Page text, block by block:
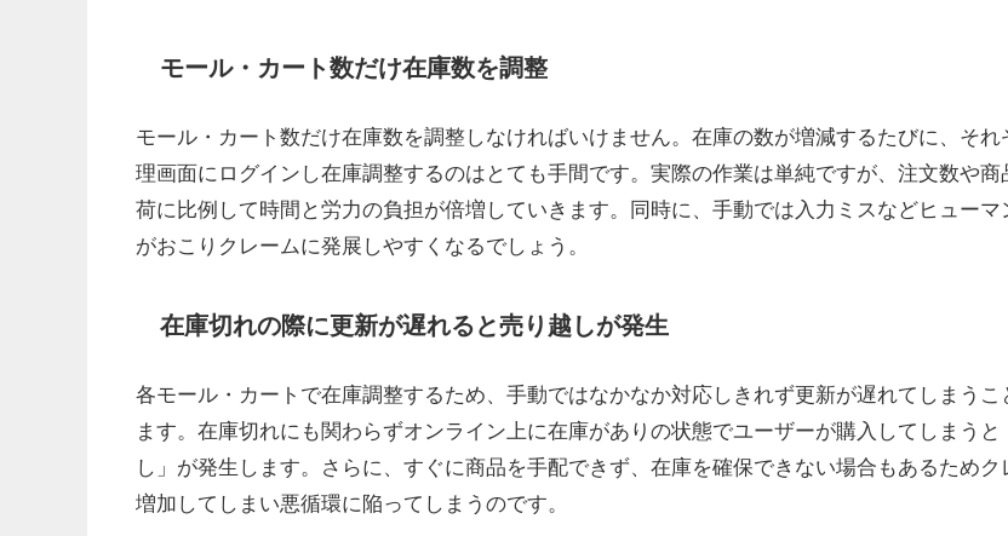
モール・カート数だけ在庫数を調整
モール・カート数だけ在庫数を調整しなければいけません。在庫の数が増減するたびに、それ
理画面にログインし在庫調整するのはとても手間です。実際の作業は単純ですが、注文数や商
荷に比例して時間と労力の負担が倍増していきます。同時に、手動では入力ミスなどヒューマ
がおこりクレームに発展しやすくなるでしょう。
在庫切れの際に更新が遅れると売り越しが発生
各モール・カートで在庫調整するため、手動ではなかなか対応しきれず更新が遅れてしまうこ
ます。在庫切れにも関わらずオンライン上に在庫がありの状態でユーザーが購入してしまうと
し」が発生します。さらに、すぐに商品を手配できず、在庫を確保できない場合もあるためク
増加してしまい悪循環に陥ってしまうのです。